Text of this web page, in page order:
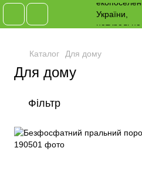
Каталог Для дому
Для дому
Фільтр